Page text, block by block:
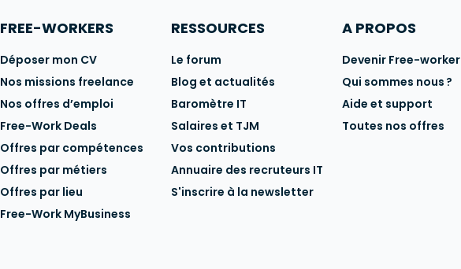
FREE-WORKERS
Déposer mon CV
Nos missions freelance
Nos offres d’emploi
Free-Work Deals
Offres par compétences
Offres par métiers
Offres par lieu
Free-Work MyBusiness
RESSOURCES
Le forum
Blog et actualités
Baromètre IT
Salaires et TJM
Vos contributions
Annuaire des recruteurs IT
S'inscrire à la newsletter
A PROPOS
Devenir Free-worker
Qui sommes nous ?
Aide et support
Toutes nos offres